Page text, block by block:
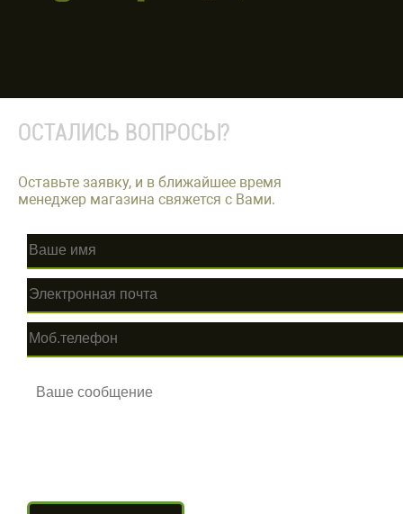
ОСТАЛИСЬ ВОПРОСЫ?
Оставьте заявку, и в ближайшее время
менеджер магазина свяжется с Вами.